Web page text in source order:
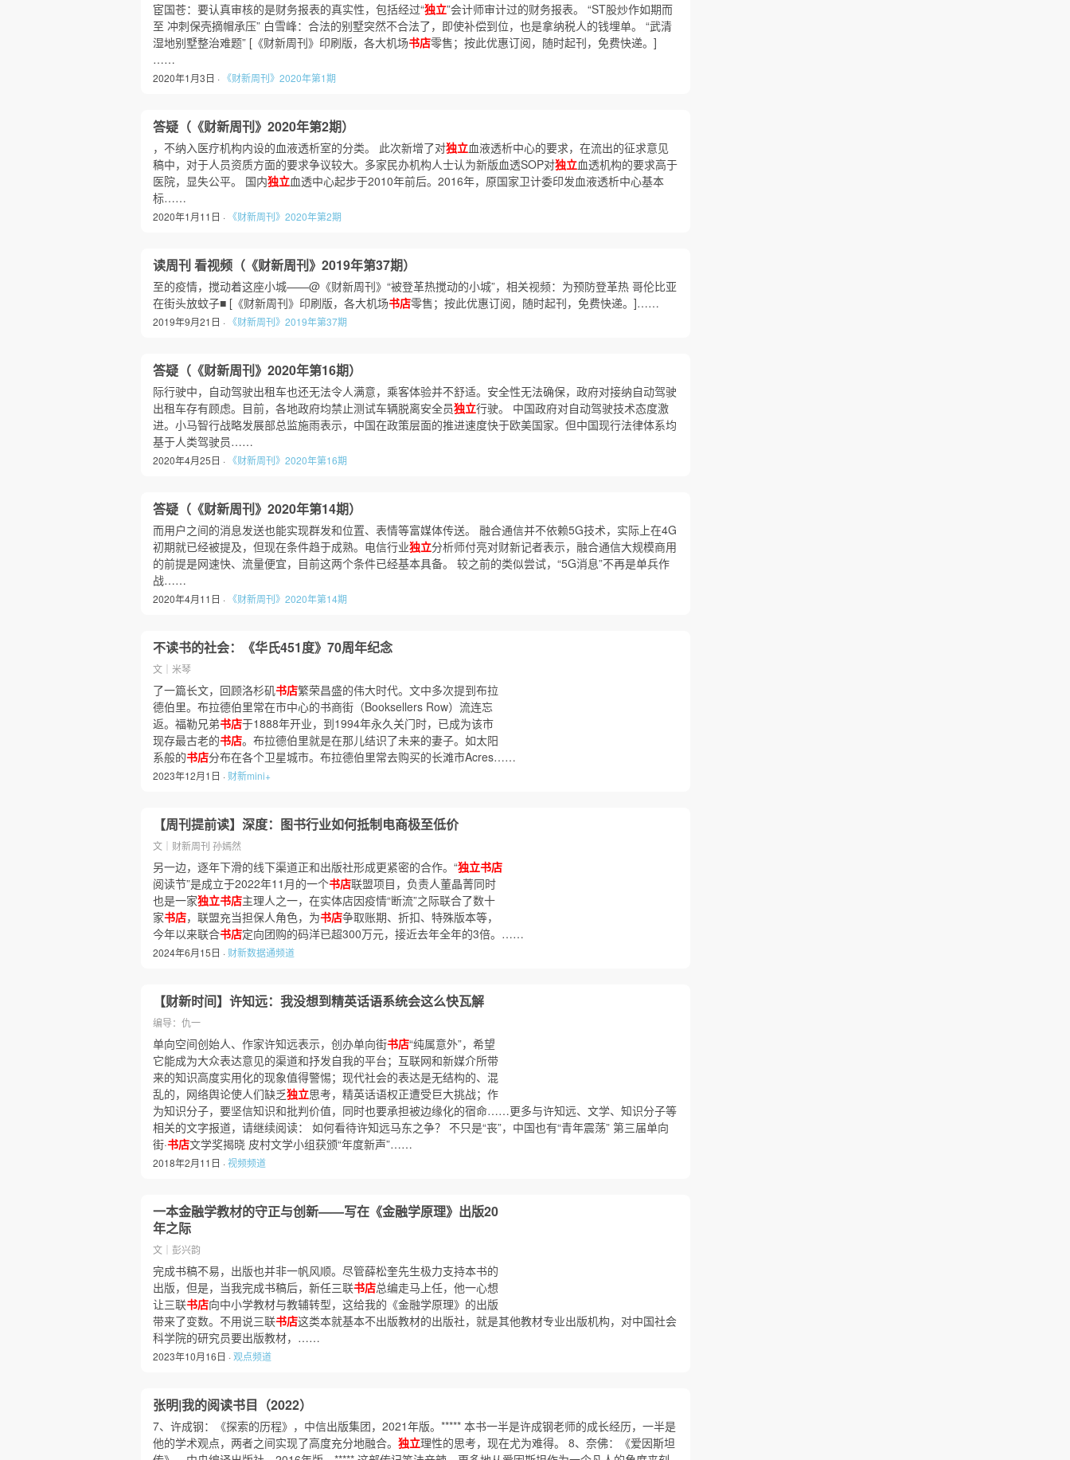
宦国苍：要认真审核的是财务报表的真实性，包括经过“独立”会计师审计过的财务报表。 “ST股炒作如期而
至 冲刺保壳摘帽承压” 白雪峰：合法的别墅突然不合法了，即使补偿到位，也是拿纳税人的钱埋单。 “武清
湿地别墅整治难题” [《财新周刊》印刷版，各大机场书店零售；按此优惠订阅，随时起刊，免费快递。]
……
2020年1月3日 · 《财新周刊》2020年第1期
答疑（《财新周刊》2020年第2期）
，不纳入医疗机构内设的血液透析室的分类。 此次新增了对独立血液透析中心的要求，在流出的征求意见
稿中，对于人员资质方面的要求争议较大。多家民办机构人士认为新版血透SOP对独立血透机构的要求高于
医院，显失公平。 国内独立血透中心起步于2010年前后。2016年，原国家卫计委印发血液透析中心基本
标……
2020年1月11日 · 《财新周刊》2020年第2期
读周刊 看视频（《财新周刊》2019年第37期）
至的疫情，搅动着这座小城——@《财新周刊》“被登革热搅动的小城”，相关视频：为预防登革热 哥伦比亚
在街头放蚊子■ [《财新周刊》印刷版，各大机场书店零售；按此优惠订阅，随时起刊，免费快递。]……
2019年9月21日 · 《财新周刊》2019年第37期
答疑（《财新周刊》2020年第16期）
际行驶中，自动驾驶出租车也还无法令人满意，乘客体验并不舒适。安全性无法确保，政府对接纳自动驾驶
出租车存有顾虑。目前，各地政府均禁止测试车辆脱离安全员独立行驶。 中国政府对自动驾驶技术态度激
进。小马智行战略发展部总监施雨表示，中国在政策层面的推进速度快于欧美国家。但中国现行法律体系均
基于人类驾驶员……
2020年4月25日 · 《财新周刊》2020年第16期
答疑（《财新周刊》2020年第14期）
而用户之间的消息发送也能实现群发和位置、表情等富媒体传送。 融合通信并不依赖5G技术，实际上在4G
初期就已经被提及，但现在条件趋于成熟。电信行业独立分析师付亮对财新记者表示，融合通信大规模商用
的前提是网速快、流量便宜，目前这两个条件已经基本具备。 较之前的类似尝试，“5G消息”不再是单兵作
战……
2020年4月11日 · 《财新周刊》2020年第14期
不读书的社会：《华氏451度》70周年纪念
文｜米琴
了一篇长文，回顾洛杉矶书店繁荣昌盛的伟大时代。文中多次提到布拉
德伯里。布拉德伯里常在市中心的书商街（Booksellers Row）流连忘
返。福勒兄弟书店于1888年开业，到1994年永久关门时，已成为该市
现存最古老的书店。布拉德伯里就是在那儿结识了未来的妻子。如太阳
系般的书店分布在各个卫星城市。布拉德伯里常去购买的长滩市Acres……
2023年12月1日 · 财新mini+
【周刊提前读】深度：图书行业如何抵制电商极至低价
文｜财新周刊 孙嫣然
另一边，逐年下滑的线下渠道正和出版社形成更紧密的合作。“独立书店
阅读节”是成立于2022年11月的一个书店联盟项目，负责人董晶菁同时
也是一家独立书店主理人之一，在实体店因疫情“断流”之际联合了数十
家书店，联盟充当担保人角色，为书店争取账期、折扣、特殊版本等，
今年以来联合书店定向团购的码洋已超300万元，接近去年全年的3倍。……
2024年6月15日 · 财新数据通频道
【财新时间】许知远：我没想到精英话语系统会这么快瓦解
编导：仇一
单向空间创始人、作家许知远表示，创办单向街书店“纯属意外”，希望
它能成为大众表达意见的渠道和抒发自我的平台；互联网和新媒介所带
来的知识高度实用化的现象值得警惕；现代社会的表达是无结构的、混
乱的，网络舆论使人们缺乏独立思考，精英话语权正遭受巨大挑战；作
为知识分子，要坚信知识和批判价值，同时也要承担被边缘化的宿命……更多与许知远、文学、知识分子等
相关的文字报道，请继续阅读： 如何看待许知远马东之争？ 不只是“丧”，中国也有“青年震荡” 第三届单向
街·书店文学奖揭晓 皮村文学小组获颁“年度新声”……
2018年2月11日 ·视频频道
一本金融学教材的守正与创新——写在《金融学原理》出版20
年之际
文｜彭兴韵
完成书稿不易，出版也并非一帆风顺。尽管薛松奎先生极力支持本书的
出版，但是，当我完成书稿后，新任三联书店总编走马上任，他一心想
让三联书店向中小学教材与教辅转型，这给我的《金融学原理》的出版
带来了变数。不用说三联书店这类本就基本不出版教材的出版社，就是其他教材专业出版机构，对中国社会
科学院的研究员要出版教材，……
2023年10月16日 ·观点频道
张明|我的阅读书目（2022）
7、许成钢：《探索的历程》，中信出版集团，2021年版。***** 本书一半是许成钢老师的成长经历，一半是
他的学术观点，两者之间实现了高度充分地融合。 独立理性的思考，现在尤为难得。 8、奈佛：《爱因斯坦